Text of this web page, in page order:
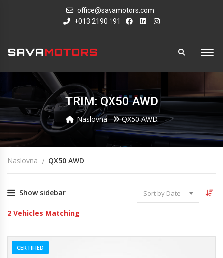
office@savamotors.com
+013 2190 191
TRIM: QX50 AWD
Naslovna QX50 AWD
Naslovna QX50 AWD
Show sidebar Sort by Date
2 Vehicles Matching
CERTIFIED